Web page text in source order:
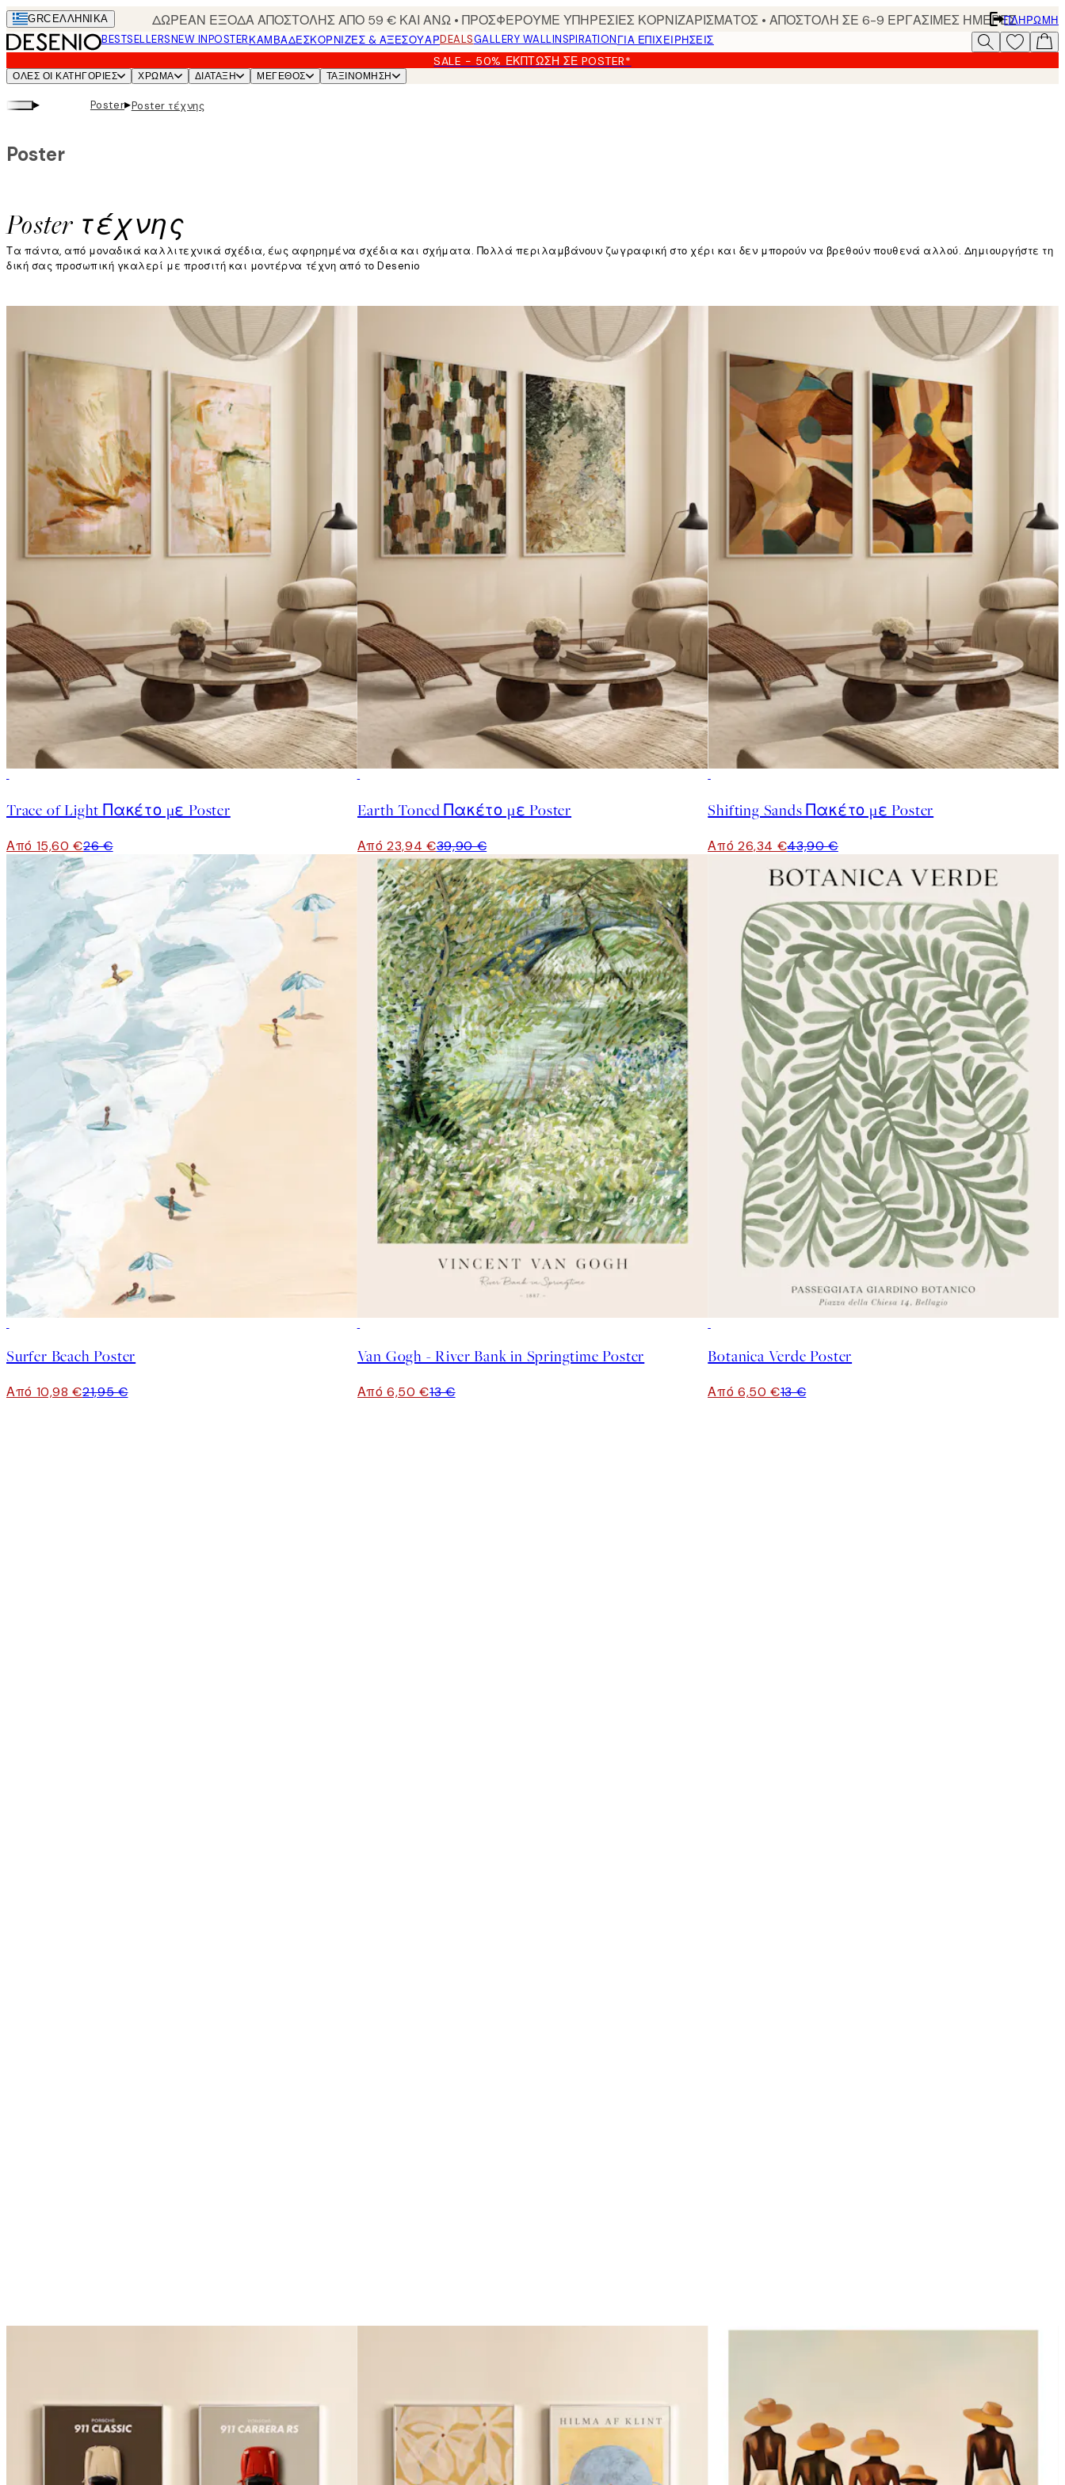
Skip
to
main
content.
GRC ΕΛΛΗΝΙΚΆ ΔΩΡΕΑΝ ΕΞΟΔΑ ΑΠΟΣΤΟΛΗΣ ΑΠΟ 59 € ΚΑΙ ΑΝΩ • ΠΡΟΣΦΕΡΟΥΜΕ ΥΠΗΡΕΣΙΕΣ ΚΟΡΝΙΖΑΡΙΣΜΑΤΟΣ • ΑΠΟΣΤΟΛΗ ΣΕ 6-9 ΕΡΓΑΣΙΜΕΣ ΗΜΕΡΕΣΠΛΗΡΩΜΉ
BESTSELLERSNEW INPOSTERΚΑΜΒΆΔΕΣΚΟΡΝΊΖΕΣ & ΑΞΕΣΟΥΆΡDEALSGALLERY WALLINSPIRATIONΓΙΑ ΕΠΙΧΕΙΡΗΣΕΙΣ
SALE - 50% ΈΚΠΤΩΣΗ ΣΕ POSTER*
ΌΛΕΣ ΟΙ ΚΑΤΗΓΟΡΊΕΣ ΧΡΩΜΑ ΔΙΑΤΑΞΗ ΜΕΓΕΘΟΣ ΤΑΞΙΝΌΜΗΣΗ
▸ Poster▸Poster τέχνης
Poster τέχνης
Poster
Τα πάντα, από μοναδικά καλλιτεχνικά σχέδια, έως αφηρημένα σχέδια και σχήματα. Πολλά περιλαμβάνουν ζωγραφική στο χέρι και δεν μπορούν να βρεθούν πουθενά αλλού. Δημιουργήστε τη
δική σας προσωπική γκαλερί με προσιτή και μοντέρνα τέχνη από το Desenio
Trace of Light Πακέτο με Poster
Από 15,60 €26 €
Earth Toned Πακέτο με Poster
Από 23,94 €39,90 €
Shifting Sands Πακέτο με Poster
Από 26,34 €43,90 €
Surfer Beach Poster
Από 10,98 €21,95 €
Van Gogh - River Bank in Springtime Poster
Από 6,50 €13 €
Botanica Verde Poster
Από 6,50 €13 €